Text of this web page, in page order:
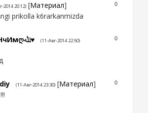
0
2014 20:12) [Материал]
prikolla k6rarkanmizda
0 ♥ﷲღСоГиНчИмღﷲ♥ (11-Авг-2014 22:50)
0
(11-Авг-2014 23:30) [Материал]